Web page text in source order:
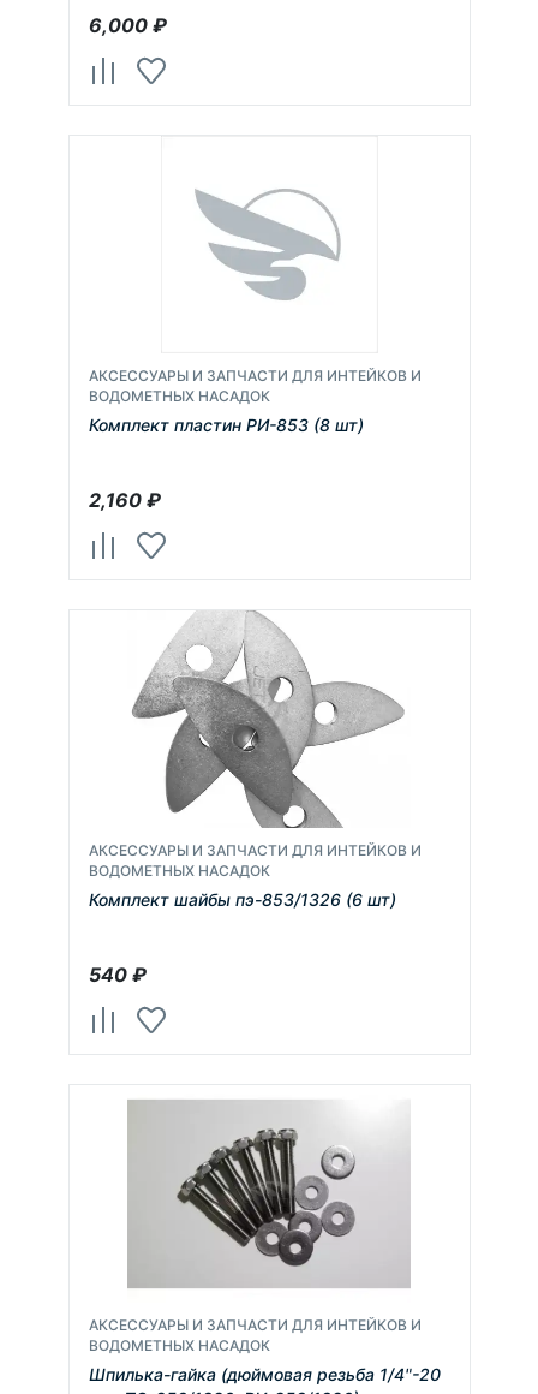
6,000₽
АКСЕССУАРЫ И ЗАПЧАСТИ ДЛЯ ИНТЕЙКОВ И
ВОДОМЕТНЫХ НАСАДОК
Комплект пластин РИ-853 (8 шт)
2,160₽
АКСЕССУАРЫ И ЗАПЧАСТИ ДЛЯ ИНТЕЙКОВ И
ВОДОМЕТНЫХ НАСАДОК
Комплект шайбы пэ-853/1326 (6 шт)
540₽
АКСЕССУАРЫ И ЗАПЧАСТИ ДЛЯ ИНТЕЙКОВ И
ВОДОМЕТНЫХ НАСАДОК
Шпилька-гайка (дюймовая резьба 1/4"-20